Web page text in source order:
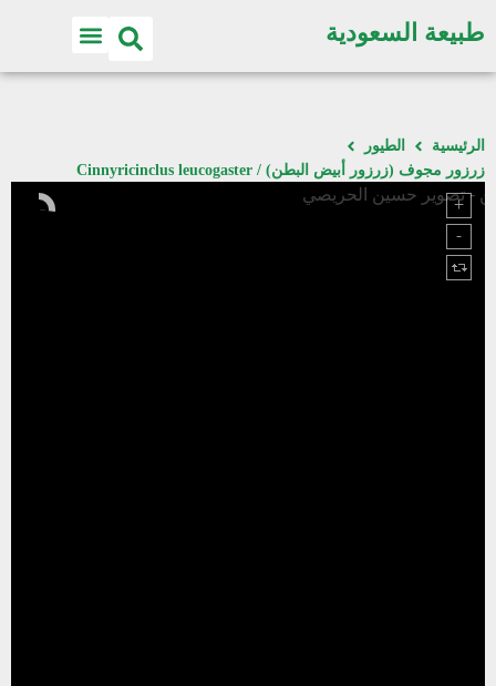
طبيعة السعودية
الرئيسية
الطيور
زرزور مجوف (زرزور أبيض البطن) / Cinnyricinclus leucogaster